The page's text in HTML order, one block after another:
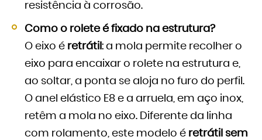
resistência à corrosão.
Como o rolete é fixado na estrutura?
O eixo é retrátil : a mola permite recolher o
eixo para encaixar o rolete na estrutura e,
ao soltar, a ponta se aloja no furo do perfil.
O anel elástico E8 e a arruela, em aço inox,
retêm a mola no eixo. Diferente da linha
com rolamento, este modelo é retrátil sem